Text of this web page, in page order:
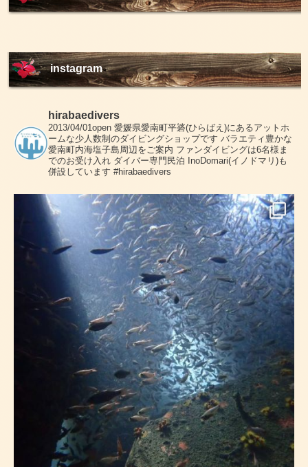
instagram
hirabaedivers
2013/04/01open 愛媛県愛南町平碆(ひらばえ)にあるアットホ
ームな少人数制のダイビングショップです バラエティ豊かな
愛南町内海塩子島周辺をご案内 ファンダイビングは6名様ま
でのお受け入れ ダイバー専門民泊 InoDomari(イノドマリ)も
併設しています #hirabaedivers